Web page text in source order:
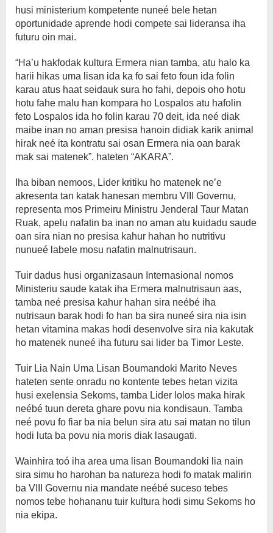
husi ministerium kompetente nuneé bele hetan
oportunidade aprende hodi compete sai lideransa iha
futuru oin mai.
“Ha’u hakfodak kultura Ermera nian tamba, atu halo ka
harii hikas uma lisan ida ka fo sai feto foun ida folin
karau atus haat seidauk sura ho fahi, depois oho hotu
hotu fahe malu han kompara ho Lospalos atu hafolin
feto Lospalos ida ho folin karau 70 deit, ida neé diak
maibe inan no aman presisa hanoin didiak karik animal
hirak neé ita kontratu sai osan Ermera nia oan barak
mak sai matenek”. hateten “AKARA”.
Iha biban nemoos, Lider kritiku ho matenek ne’e
akresenta tan katak hanesan membru VIII Governu,
representa mos Primeiru Ministru Jenderal Taur Matan
Ruak, apelu nafatin ba inan no aman atu kuidadu saude
oan sira nian no presisa kahur hahan ho nutritivu
nunueé labele mosu nafatin malnutrisaun.
Tuir dadus husi organizasaun Internasional nomos
Ministeriu saude katak iha Ermera malnutrisaun aas,
tamba neé presisa kahur hahan sira neébé iha
nutrisaun barak hodi fo han ba sira nuneé sira nia isin
hetan vitamina makas hodi desenvolve sira nia kakutak
ho matenek nuneé iha futuru sai lider ba Timor Leste.
Tuir Lia Nain Uma Lisan Boumandoki Marito Neves
hateten sente onradu no kontente tebes hetan vizita
husi exelensia Sekoms, tamba Lider lolos maka hirak
neébé tuun dereta ghare povu nia kondisaun. Tamba
neé povu fo fiar ba nia belun sira atu sai matan no tilun
hodi luta ba povu nia moris diak lasaugati.
Wainhira toó iha area uma lisan Boumandoki lia nain
sira simu ho harohan ba natureza hodi fo matak malirin
ba VIII Governu nia mandate neébé suceso tebes
nomos tebe hohananu tuir kultura hodi simu Sekoms ho
nia ekipa.